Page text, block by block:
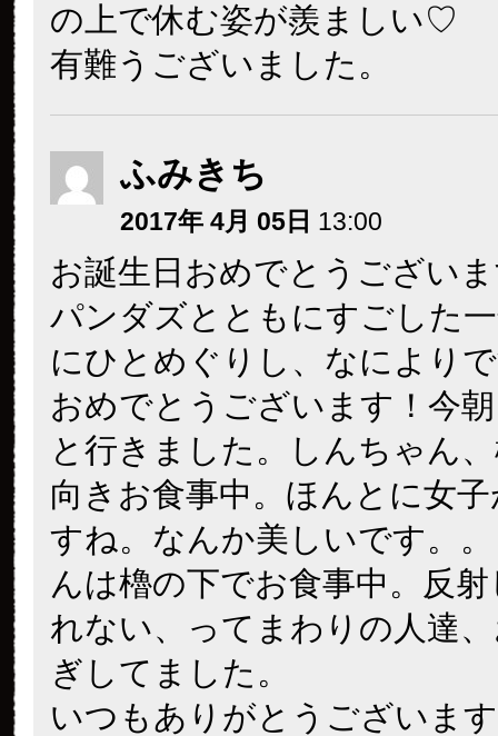
の上で休む姿が羨ましい♡
有難うございました。
ふみきち
2017年 4月 05日 13:00
お誕生日おめでとうござい
パンダズとともにすごした
にひとめぐりし、なにより
おめでとうございます！今
と行きました。しんちゃん
向きお食事中。ほんとに女
すね。なんか美しいです。
んは櫓の下でお食事中。反
れない、ってまわりの人達
ぎしてました。
いつもありがとうございます